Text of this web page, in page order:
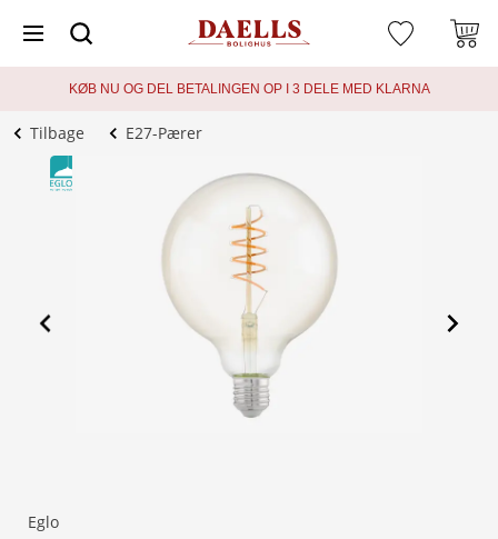
KØB NU OG DEL BETALINGEN OP I 3 DELE MED KLARNA
Tilbage E27-Pærer
Eglo